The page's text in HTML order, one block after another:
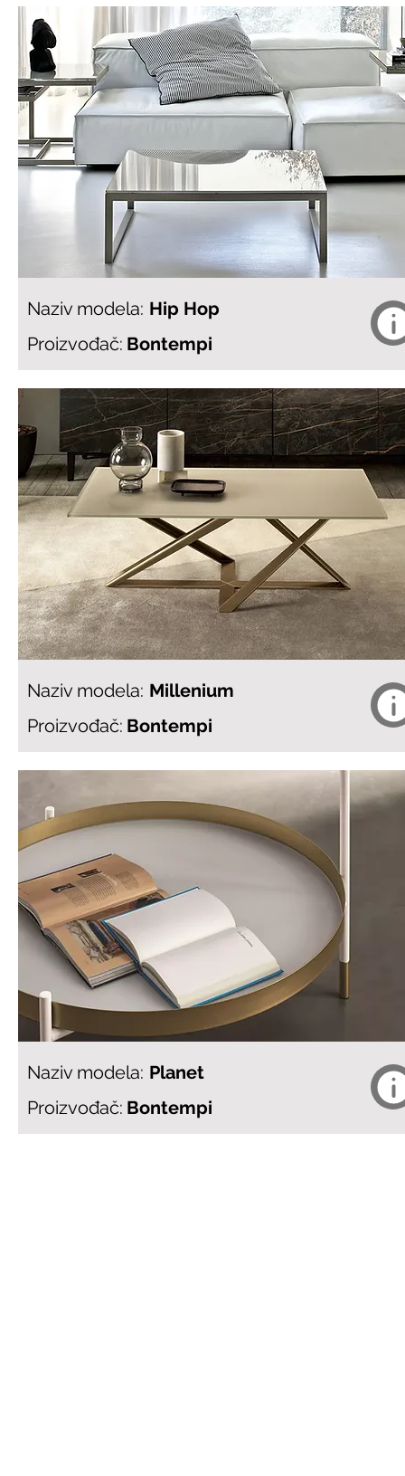
Naziv modela: Hip Hop
Proizvođač: Bontempi
Naziv modela: Millenium
Proizvođač: Bontempi
Naziv modela: Planet
Proizvođač: Bontempi